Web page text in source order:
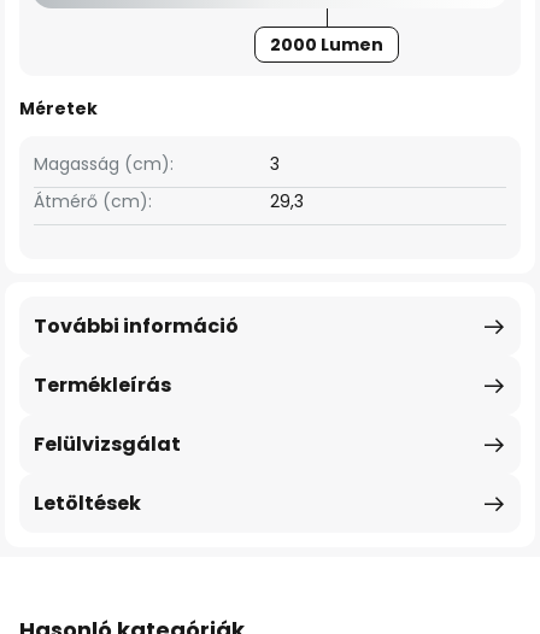
2000 Lumen
Méretek
Magasság (cm):
3
Átmérő (cm):
29,3
Termékleírás
További információ
Felülvizsgálat
Letöltések